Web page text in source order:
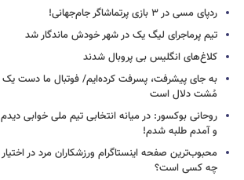
ردپای مسی در ۳ بازی پرتماشاگر جام‌جهانی!
تیم پرماجرای لیگ یک در شهر خودش ماندگار شد
کلاغ‌های انگلیس بی پروبال شدند
به جای پیشرفت، پسرفت کرده‌ایم/ فوتبال ما دست یک
مُشت دلال است
روحانی بوکسور: در میانه انتخابی تیم ملی خوابی دیدم
و آمدم طلبه شدم!
محبوب‌ترین صفحه اینستاگرام ورزشکاران مرد در اختیار
چه کسی است؟